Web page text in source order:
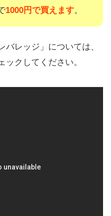
1000円で買えます。
バレッジ」については、
クしてください。